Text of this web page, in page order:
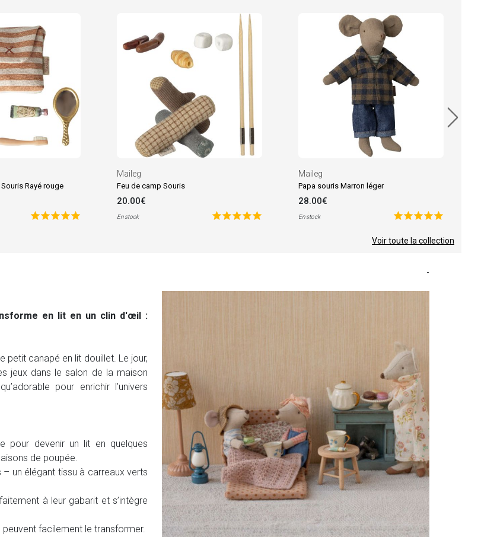
Rayé rouge
Maileg
Feu de camp Souris
20.00€
En stock
Maileg
Papa souris Marron léger
28.00€
En stock
Voir toute la collection
-
en lit en un clin d'œil :
petit canapé en lit douillet. Le jour,
jeux dans le salon de la maison
pour enrichir l’univers
pour devenir un lit en quelques
de poupée.
un élégant tissu à carreaux verts
à leur gabarit et s’intègre
facilement le transformer.